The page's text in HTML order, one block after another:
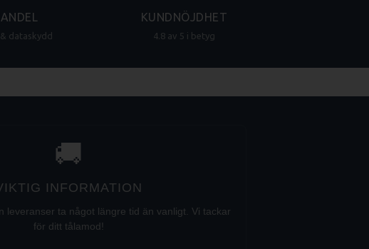
dataskydd
KUNDNÖJDHET
4.8 av 5 i betyg
🚚
INFORMATION
leveranser ta något längre tid än vanligt. Vi tackar
för ditt tålamod!